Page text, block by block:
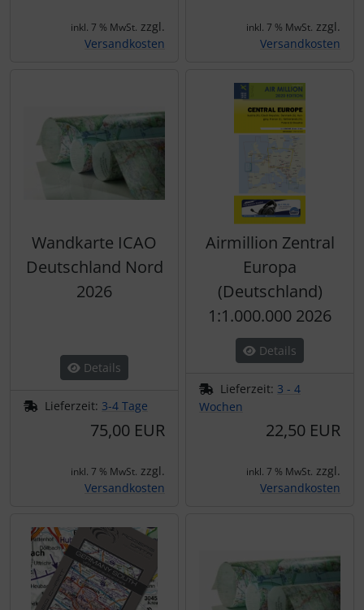
inkl. 7 % MwSt. zzgl.
Versandkosten
inkl. 7 % MwSt. zzgl.
Versandkosten
Wandkarte ICAO
Deutschland Nord
2026
Details
Lieferzeit: 3-4 Tage
75,00 EUR
inkl. 7 % MwSt. zzgl.
Versandkosten
Airmillion Zentral
Europa
(Deutschland)
1:1.000.000 2026
Details
Lieferzeit: 3 - 4
Wochen
22,50 EUR
inkl. 7 % MwSt. zzgl.
Versandkosten